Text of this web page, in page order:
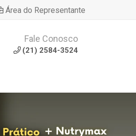
Área do Representante
Fale Conosco
(21) 2584-3524